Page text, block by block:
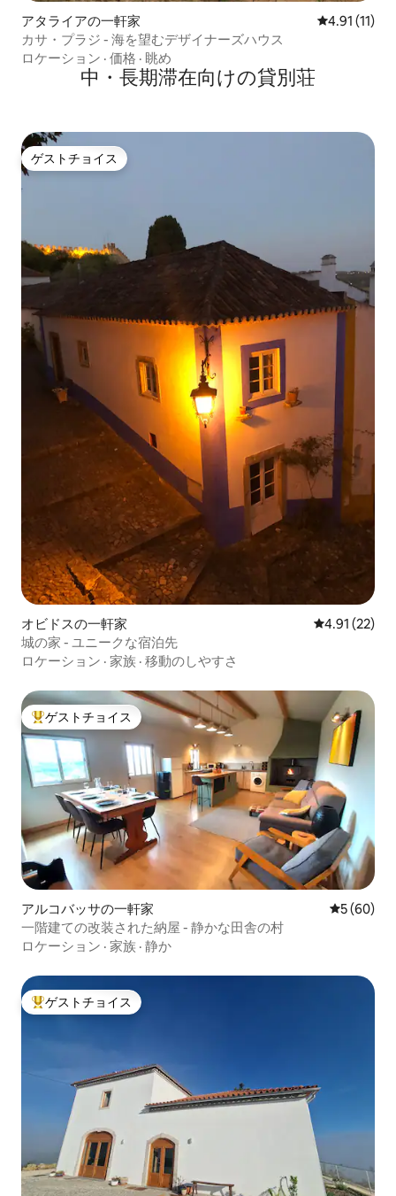
アタライアの一軒家 レビュー11
4.91 (11)
カサ・プラジ - 海を望むデザイナーズハウス
ロケーション · 価格 · 眺め
中・長期滞在向けの貸別荘
ゲストチョイス
ゲストチョイス
オビドスの一軒家 レビュー22
4.91 (22)
城の家 - ユニークな宿泊先
ロケーション · 家族 · 移動のしやすさ
大好評のゲストチョイスです。
ゲストチョイス
アルコバッサの一軒家 レビュー
5 (60)
一階建ての改装された納屋 - 静かな田舎の村
ロケーション · 家族 · 静か
大好評のゲストチョイスです。
ゲストチョイス